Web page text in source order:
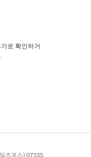
로 확인하거
즈포스) 07335